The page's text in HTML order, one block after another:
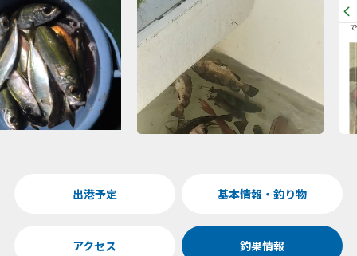
出港予定 基本情報・釣り物
アクセス 釣果情報